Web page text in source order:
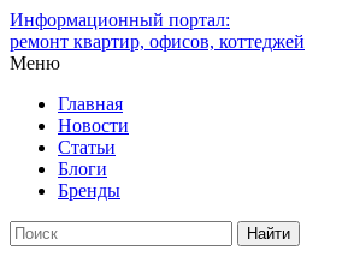
Информационный портал:
ремонт квартир, офисов, коттеджей
Меню
Главная
Новости
Статьи
Блоги
Бренды